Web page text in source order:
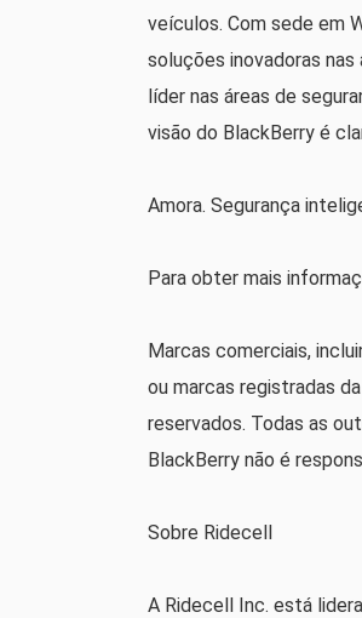
veículos. Com sede em
soluções inovadoras
líder nas áreas de
visão do BlackBerry é
Amora. Segurança
Para obter mais
Marcas comerciais,
ou marcas registradas
reservados. Todas as
BlackBerry não é
Sobre Ridecell
A Ridecell Inc. está